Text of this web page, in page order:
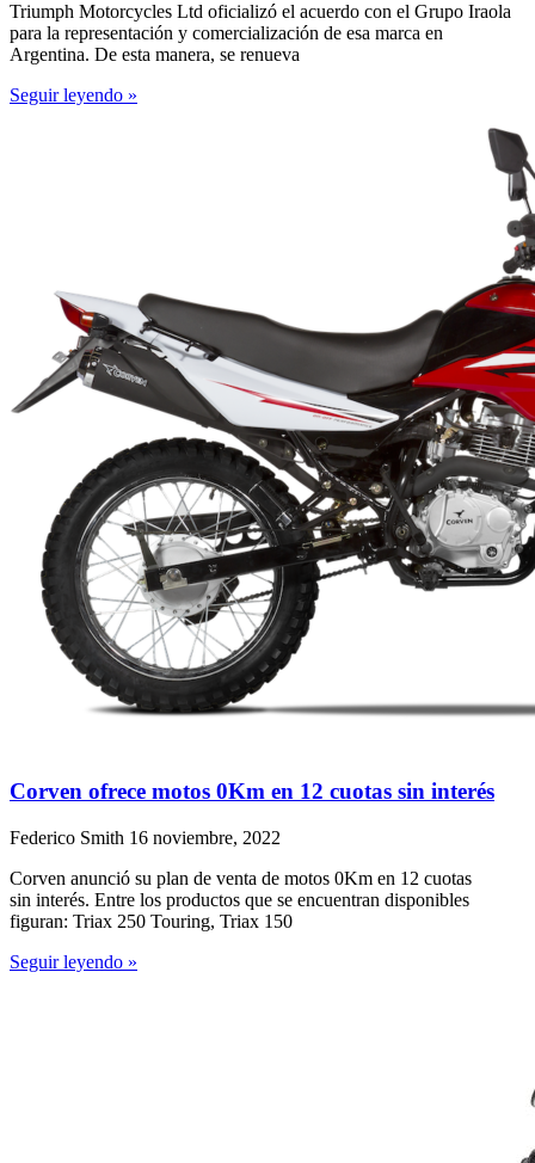
Triumph Motorcycles Ltd oficializó el acuerdo con el Grupo Iraola
para la representación y comercialización de esa marca en
Argentina. De esta manera, se renueva
Seguir leyendo »
Corven ofrece motos 0Km en 12 cuotas sin interés
Federico Smith 16 noviembre, 2022
Corven anunció su plan de venta de motos 0Km en 12 cuotas
sin interés. Entre los productos que se encuentran disponibles
figuran: Triax 250 Touring, Triax 150
Seguir leyendo »